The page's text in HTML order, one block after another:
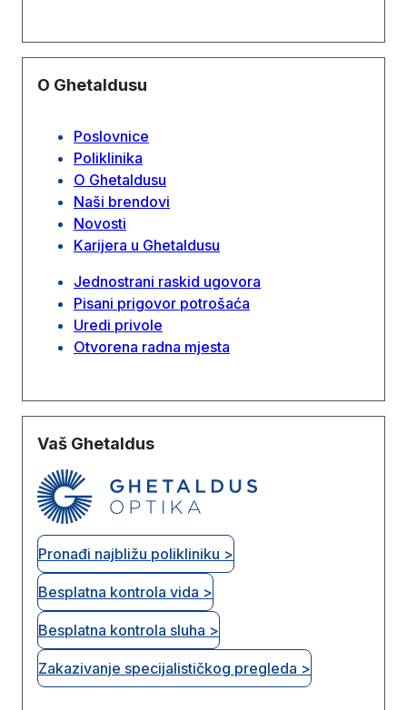
O Ghetaldusu
Poslovnice
Poliklinika
O Ghetaldusu
Naši brendovi
Novosti
Karijera u Ghetaldusu
Jednostrani raskid ugovora
Pisani prigovor potrošaća
Uredi privole
Otvorena radna mjesta
Vaš Ghetaldus
Pronađi najbližu polikliniku >
Besplatna kontrola vida >
Besplatna kontrola sluha >
Zakazivanje specijalističkog pregleda >